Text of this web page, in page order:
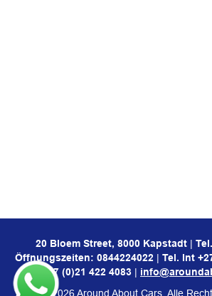
20 Bloem Street, 8000 Kapstadt |
Öffnungszeiten: 0844224022 | Tel. Int
+27 (0)21 422 4083 |
© 2026 Around About Cars. Alle